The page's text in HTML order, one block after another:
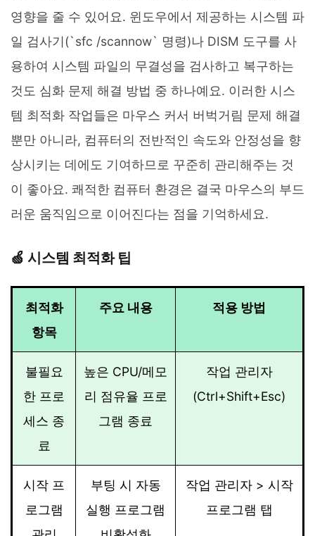
영향을 줄 수 있어요. 윈도우에서 제공하는 시스템 파
일 검사기(`sfc /scannow` 명령)나 DISM 도구를 사
용하여 시스템 파일의 무결성을 검사하고 복구하는
것도 심화 문제 해결 방법 중 하나예요. 이러한 시스
템 최적화 작업들은 마우스 커서 버벅거림 문제 해결
뿐만 아니라, 컴퓨터의 전반적인 속도와 안정성을 향
상시키는 데에도 기여하므로 꾸준히 관리해주는 것
이 좋아요. 쾌적한 컴퓨터 환경은 결국 마우스의 부드
러운 움직임으로 이어진다는 점을 기억하세요.
🍏 시스템 최적화 팁
최적화
항목
주요 내용 적용 방법
불필요
한 프로
세스 종
료
높은 CPU/메모
리 점유율 프로
그램 종료
작업 관리자
(Ctrl+Shift+Esc)
시작 프
로그램
부팅 시 자동
실행 프로그램
작업 관리자 > 시작
프로그램 탭